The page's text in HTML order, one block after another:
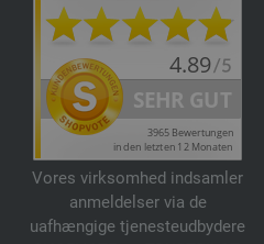
Vores virksomhed indsamler
anmeldelser via de
uafhængige tjenesteudbydere